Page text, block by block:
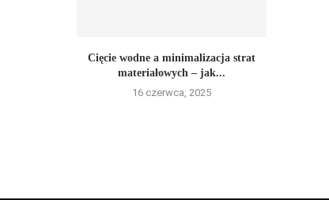
Cięcie wodne a minimalizacja strat
materiałowych – jak...
16 czerwca, 2025